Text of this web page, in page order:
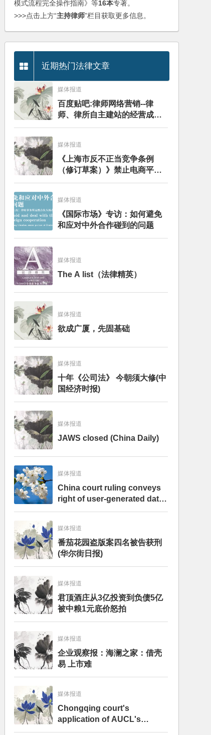
模式流程完全操作指南》等16本专著。
>>>点击上方“主持律师”栏目获取更多信息。
近期热门法律文章
媒体报道
百度贴吧:律师网络营销--律
师、律所自主建站的经营成本
与风险探讨
媒体报道
《上海市反不正当竞争条例
（修订草案）》禁⽌电商平台
签订独家协议——分析评述
媒体报道
《国际市场》专访：如何避免
和应对中外合作碰到的问题
媒体报道
The A list（法律精英）
媒体报道
欲成广厦，先固基础
媒体报道
十年《公司法》 今朝须大修(中
国经济时报)
媒体报道
JAWS closed (China Daily)
媒体报道
China court ruling conveys
right of user-generated data
to internet firms – analysis
媒体报道
番茄花园盗版案四名被告获刑
(华尔街日报)
媒体报道
君顶酒庄从3亿投资到负债5亿
被中粮1元底价怒拍
媒体报道
企业观察报：海澜之家：借壳
易 上市难
媒体报道
Chongqing court's
application of AUCL's
internet provision on